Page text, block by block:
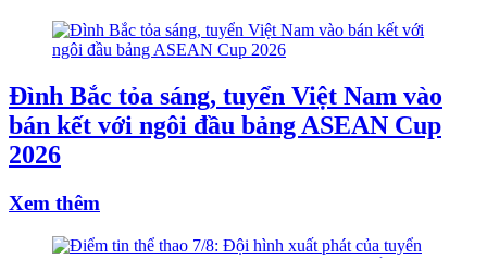
Đình Bắc tỏa sáng, tuyển Việt Nam vào
bán kết với ngôi đầu bảng ASEAN Cup
2026
Xem thêm